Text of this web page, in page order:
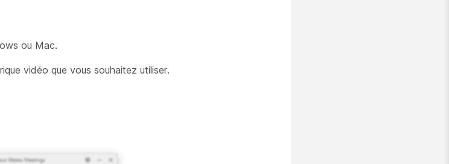
ou Mac.
vidéo que vous souhaitez utiliser.